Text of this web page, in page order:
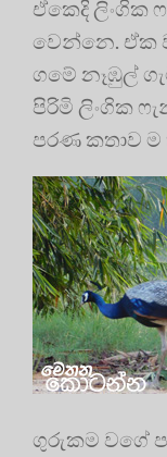
ඒකෙදි ලිංගික
වෙන්නෙ. ඒක
ගමේ නෑඹුල්
පිරිමි ලිංගික
පරණ කතාව ම
ගුරුකම වගේ